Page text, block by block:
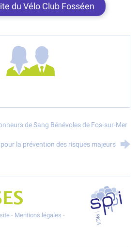
du Vélo Club Fosséen
de Sang Bénévoles de Fos-sur-Mer
la prévention des risques majeurs
les POllutioNs en Santé Environnement
- Mentions légales -
SPPPI